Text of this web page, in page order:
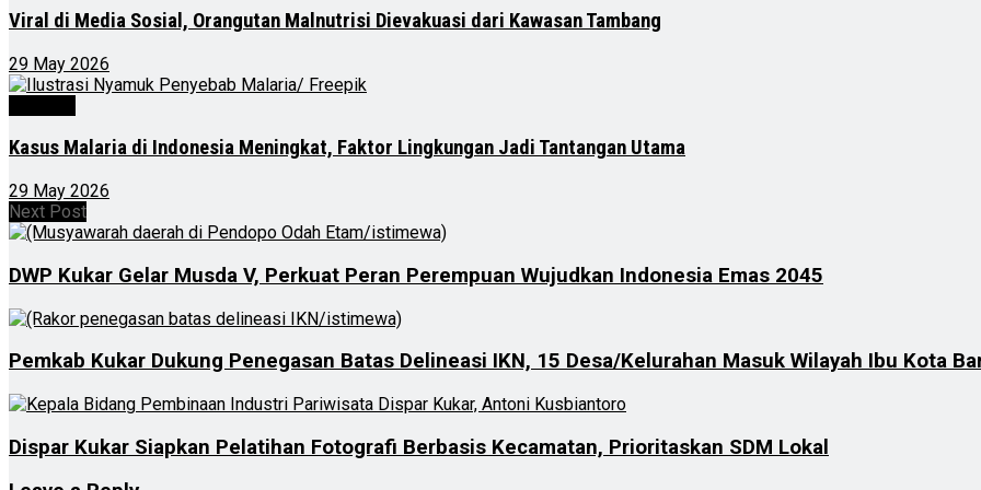
Viral di Media Sosial, Orangutan Malnutrisi Dievakuasi dari Kawasan Tambang
29 May 2026
Kasus Malaria di Indonesia Meningkat, Faktor Lingkungan Jadi Tantangan Utama
29 May 2026
Next Post
DWP Kukar Gelar Musda V, Perkuat Peran Perempuan Wujudkan Indonesia Emas 2045
Pemkab Kukar Dukung Penegasan Batas Delineasi IKN, 15 Desa/Kelurahan Masuk Wilayah Ibu Kota
Dispar Kukar Siapkan Pelatihan Fotografi Berbasis Kecamatan, Prioritaskan SDM Lokal